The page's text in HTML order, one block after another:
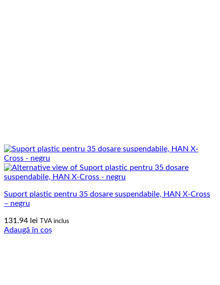
Suport plastic pentru 35 dosare suspendabile, HAN X-Cross
– negru
131.94 lei TVA inclus
Adaugă în coș